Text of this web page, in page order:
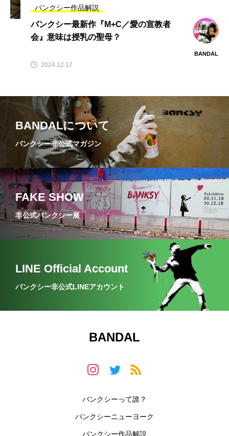
TAG LIST タグ一覧
#バンクシー
#バンクシー作品解説 #人種差別問題
#人道的支援活動 #動物の権利問題
#反体制・反権威主義 #反戦・平和主義
#反資本主義 #反高額オークション市場
#愛と平和 #日本のバンクシー
#移民・難民問題
バンクシー作品解説
バンクシー最新作『M+C／愛の宣教者
会』意味は授乳の聖母？
BANDAL
2024.12.17
BANDALについて
バンクシー非公式マガジン
FAKE SHOW
非公式バンクシー展
LINE Official Account
バンクシー非公式LINEアカウント
BANDAL
バンクシーって誰？
バンクシーニューヨーク
バンクシー作品解説